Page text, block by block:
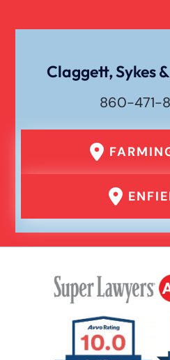
Claggett, Sykes
860-471-